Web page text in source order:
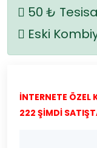
50 ₺
Eski
İNTERNETE
222 ŞİMDİ